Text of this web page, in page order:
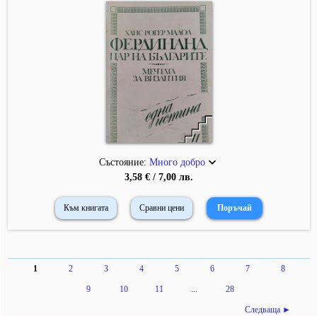
Състояние: Много добро
3,58 € / 7,00 лв.
Към книгата Сравни цени
1 2 3 4 5 6 7 8
9 10 11 ... 28
Следваща ►